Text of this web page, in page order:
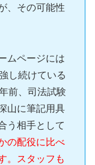
、その可能性
ムページには
し続けている
前、司法試験
山に筆記用具
う相手として
の配役に比べ
。スタッフも